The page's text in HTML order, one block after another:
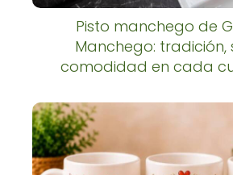
Pisto manchego de
Manchego: tradición,
comodidad en cada